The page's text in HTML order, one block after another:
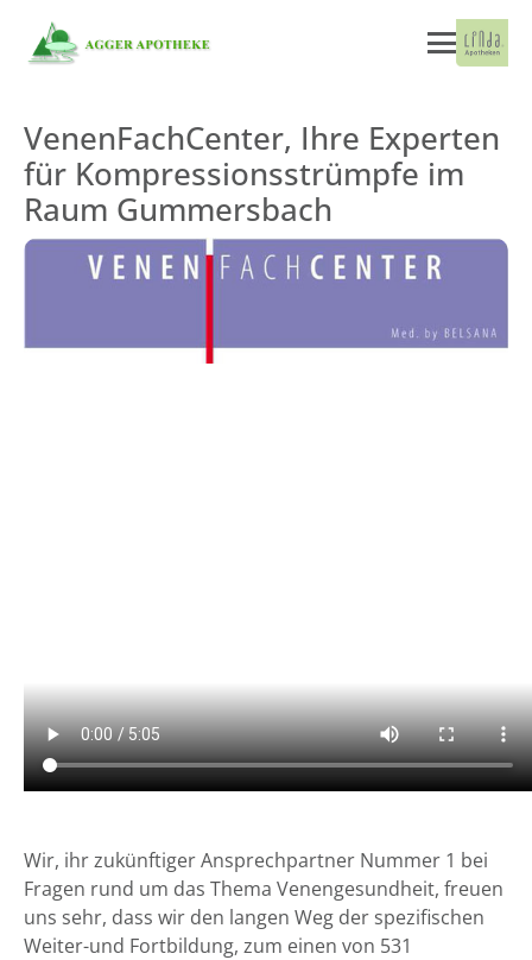
VenenFachCenter, Ihre Experten
für Kompressionsstrümpfe im
Raum Gummersbach
Wir, ihr zukünftiger Ansprechpartner Nummer 1 bei
Fragen rund um das Thema Venengesundheit, freuen
uns sehr, dass wir den langen Weg der spezifischen
Weiter-und Fortbildung, zum einen von 531